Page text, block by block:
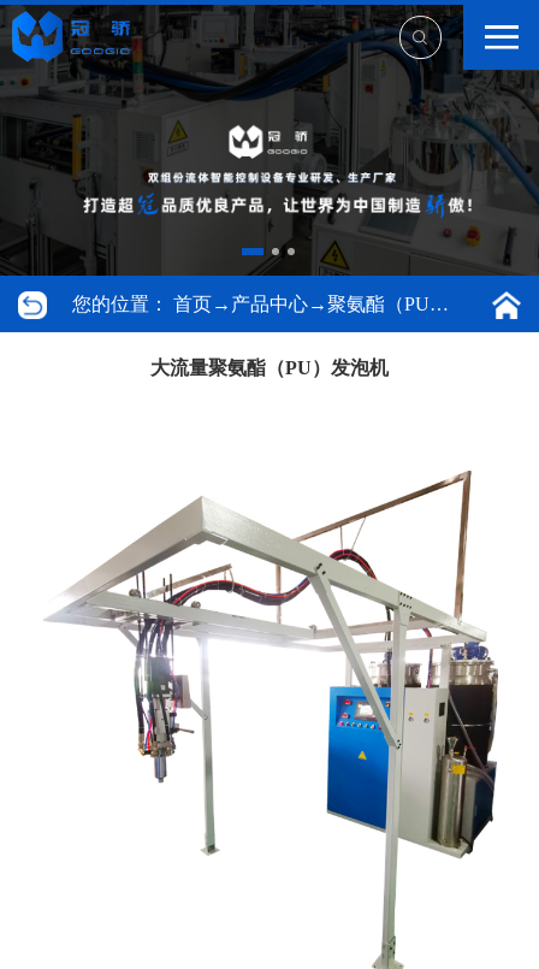
您的位置： 首页→ 产品中心→聚氨酯（PU）发泡机
大流量聚氨酯（PU）发泡机